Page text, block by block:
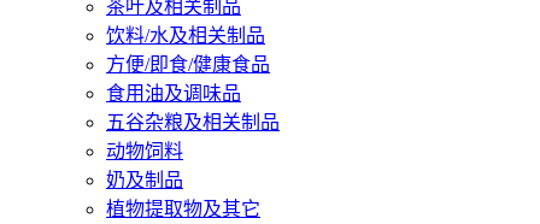
茶叶及相关制品
饮料/水及相关制品
方便/即食/健康食品
食用油及调味品
五谷杂粮及相关制品
动物饲料
奶及制品
植物提取物及其它